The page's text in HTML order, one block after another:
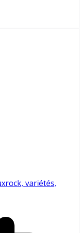
rock, variétés,